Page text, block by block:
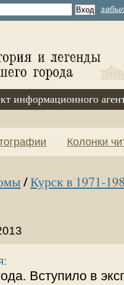
информационного
Колонки
/Курск в 1971-
Вступило в